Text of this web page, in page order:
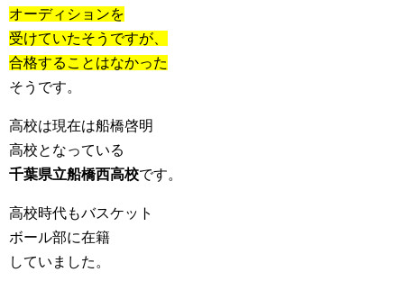
オーディションを
受けていたそうですが、
合格することはなかった
そうです。
高校は現在は船橋啓明
高校となっている
千葉県立船橋西高校です。
高校時代もバスケット
ボール部に在籍
していました。